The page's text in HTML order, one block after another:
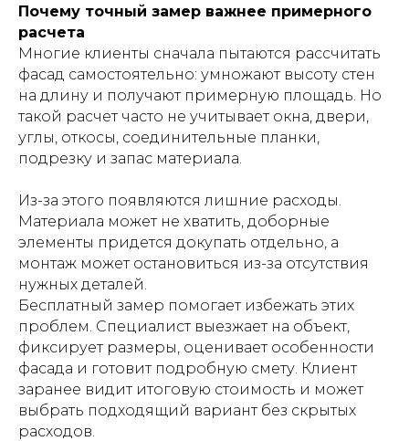
Почему точный замер важнее примерного
расчета
Многие клиенты сначала пытаются рассчитать
фасад самостоятельно: умножают высоту стен
на длину и получают примерную площадь. Но
такой расчет часто не учитывает окна, двери,
углы, откосы, соединительные планки,
подрезку и запас материала.
Из-за этого появляются лишние расходы.
Материала может не хватить, доборные
элементы придется докупать отдельно, а
монтаж может остановиться из-за отсутствия
нужных деталей.
Бесплатный замер помогает избежать этих
проблем. Специалист выезжает на объект,
фиксирует размеры, оценивает особенности
фасада и готовит подробную смету. Клиент
заранее видит итоговую стоимость и может
выбрать подходящий вариант без скрытых
расходов.